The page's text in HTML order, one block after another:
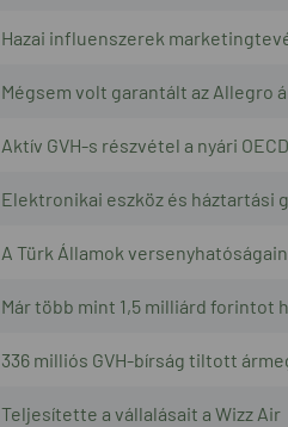
Hazai influenszerek
Mégsem volt garantált az Allegro
Aktív GVH-s részvétel a nyári
Elektronikai eszköz és háztartási
A Türk Államok
Már több mint 1,5 milliárd forintot
336 milliós GVH-bírság tiltott
Teljesítette a vállalásait a Wizz Air